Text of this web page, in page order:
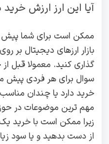
آیا این ارز ارزش خرید
ممکن است برای شما پیش
بازار ارزهای دیجیتال بر
گذاری کنید. معمولا قبل
سوال برای هر فردی پیش
خرید دارد یا چندان
مهم ترین موضوعات در
زیرا ممکن است با خرید
از دست بدهید و یا سود